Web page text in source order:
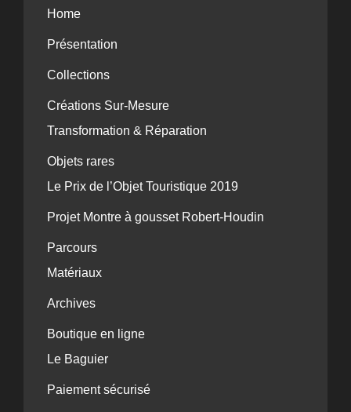
Home
Présentation
Collections
Créations Sur-Mesure
Transformation & Réparation
Objets rares
Le Prix de l’Objet Touristique 2019
Projet Montre à gousset Robert-Houdin
Parcours
Matériaux
Archives
Boutique en ligne
Le Baguier
Paiement sécurisé